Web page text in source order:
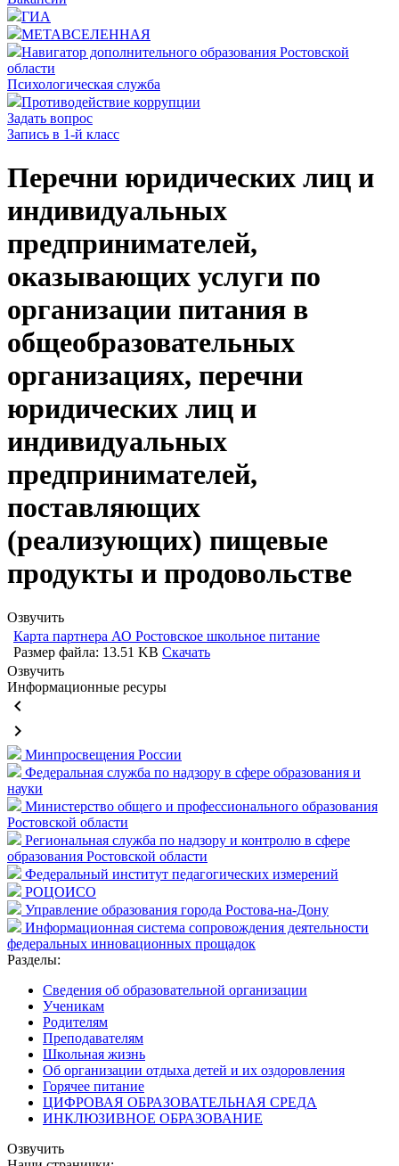
ГИА
МЕТАВСЕЛЕННАЯ
Навигатор дополнительного образования Ростовской
области
Психологическая служба
Противодействие коррупции
Задать вопрос
Запись в 1-й класс
Перечни юридических лиц и
индивидуальных
предпринимателей,
оказывающих услуги по
организации питания в
общеобразовательных
организациях, перечни
юридических лиц и
индивидуальных
предпринимателей,
поставляющих
(реализующих) пищевые
продукты и продовольстве
Озвучить
Карта партнера АО Ростовское школьное питание
Размер файла: 13.51 KB Скачать
Озвучить
Информационные ресуры
keyboard_arrow_left
keyboard_arrow_right
Минпросвещения России
Федеральная служба по надзору в сфере образования и
науки
Министерство общего и профессионального образования
Ростовской области
Региональная служба по надзору и контролю в сфере
образования Ростовской области
Федеральный институт педагогических измерений
РОЦОИСО
Управление образования города Ростова-на-Дону
Информационная система сопровождения деятельности
федеральных инновационных прощадок
Разделы:
Сведения об образовательной организации
Ученикам
Родителям
Преподавателям
Школьная жизнь
Об организации отдыха детей и их оздоровления
Горячее питание
ЦИФРОВАЯ ОБРАЗОВАТЕЛЬНАЯ СРЕДА
ИНКЛЮЗИВНОЕ ОБРАЗОВАНИЕ
Озвучить